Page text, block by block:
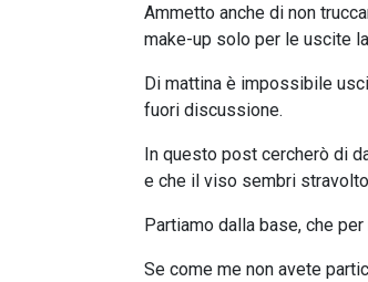
Ammetto anche di non
make-up solo per le uscite
Di mattina è impossibile
fuori discussione.
In questo post cercherò di
e che il viso sembri
Partiamo dalla base, che
Se come me non avete